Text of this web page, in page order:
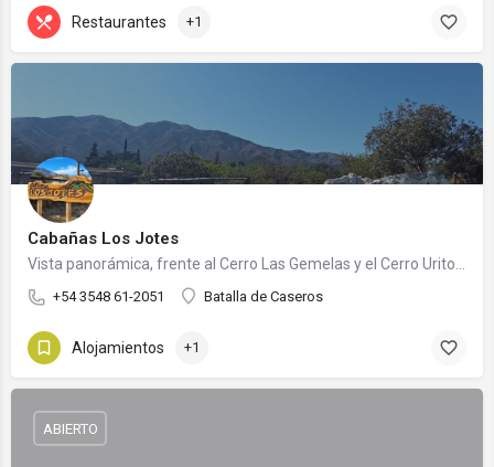
Restaurantes +1
Cabañas Los Jotes
+54 3548 61-2051 Batalla de Caseros
Alojamientos +1
ABIERTO